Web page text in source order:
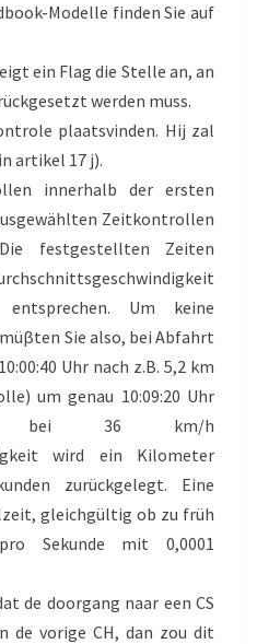
Modelle finden Sie auf
ein Flag die Stelle an, an
werden muss.
plaatsvinden. Hij zal
artikel 17 j).
innerhalb der ersten
Zeitkontrollen
festgestellten Zeiten
Um keine
Sie also, bei Abfahrt
Uhr nach z.B. 5,2 km
um genau 10:09:20 Uhr
bei 36 km/h
wird ein Kilometer
zurückgelegt. Eine
gleichgültig ob zu früh
Sekunde mit 0,0001
de doorgang naar een CS
de vorige CH, dan zou dit